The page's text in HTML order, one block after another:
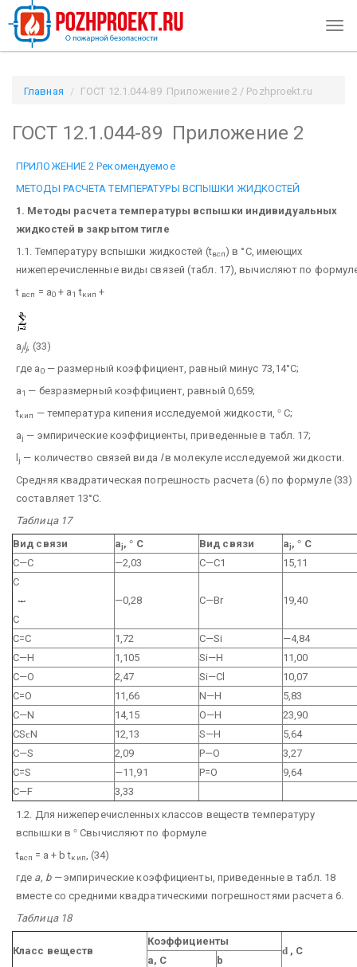
Главная ГОСТ 12.1.044-89 Приложение 2 / Pozhproekt.ru
ГОСТ 12.1.044-89 Приложение 2
ПРИЛОЖЕНИЕ 2 Рекомендуемое
МЕТОДЫ РАСЧЕТА ТЕМПЕРАТУРЫ ВСПЫШКИ ЖИДКОСТЕЙ
1. Методы расчета температуры вспышки индивидуальных
жидкостей в закрытом тигле
1.1. Температуру вспышки жидкостей (tвсп) в °С, имеющих
нижеперечисленные виды связей (табл. 17), вычисляют по
t всп = а0 + а1 tкип +
аjlj, (33)
где а0— размерный коэффициент, равный минус 73,14°С;
a1 — безразмерный коэффициент, равный 0,659;
tкип — температура кипения исследуемой жидкости, ° С;
аj — эмпирические коэффициенты, приведенные в табл. 17;
lj — количество связей вида lв молекуле исследуемой жидкости.
Средняя квадратическая погрешность расчета (6) по формуле (33)
составляет 13°С.
Таблица 17
Вид связи
aj,° С Вид связи aj,° С
С—С
—2,03 С—С1
15,11
С
С
—0,28 C—Br 19,40
C=C 1,72 С—Si
—4,84
С—Н
1,105 Si—H
11,00
С—О
2,47 Si—Cl
10,07
С=О
11,66 N—H
5,83
C—N
14,15 O—H
23,90
CSєN 12,13 S—H
5,64
C—S
2,09 P—O
3,27
C=S
—11,91 P=O
9,64
C—F
3,33
1.2. Для нижеперечисленных классов веществ температуру
вспышки в ° Свычисляют по формуле
tвсп = а + b tкип
, (34)
где а, b —эмпирические коэффициенты, приведенные в табл. 18
вместе со средними квадратическими погрешностями расчета 6.
Таблица 18
Класс веществ
Коэффициенты
d , С
а, С
b